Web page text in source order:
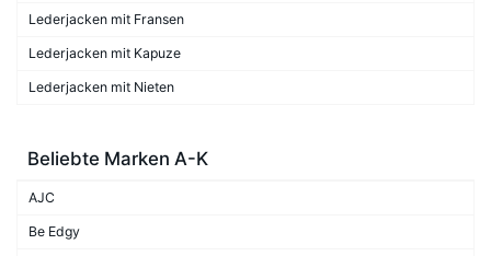
Lederjacken mit Fransen
Lederjacken mit Kapuze
Lederjacken mit Nieten
Beliebte Marken A-K
AJC
Be Edgy